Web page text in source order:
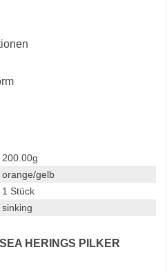
200.00g
orange/gelb
1 Stück
sinking
HERINGS PILKER